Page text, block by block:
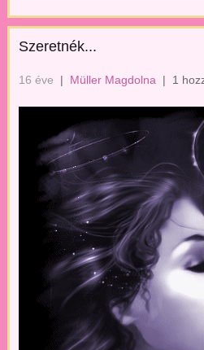
Szeretnék...
16 éve | Müller Magdolna | 1